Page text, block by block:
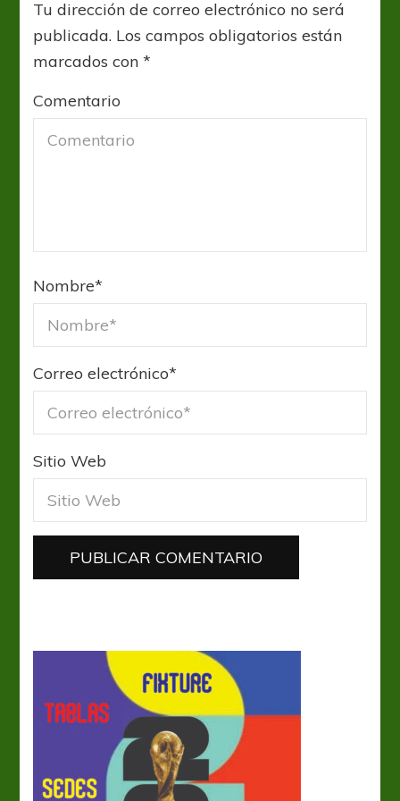
Tu dirección de correo electrónico no será
publicada. Los campos obligatorios están
marcados con*
Comentario
Nombre*
Correo electrónico*
Sitio Web